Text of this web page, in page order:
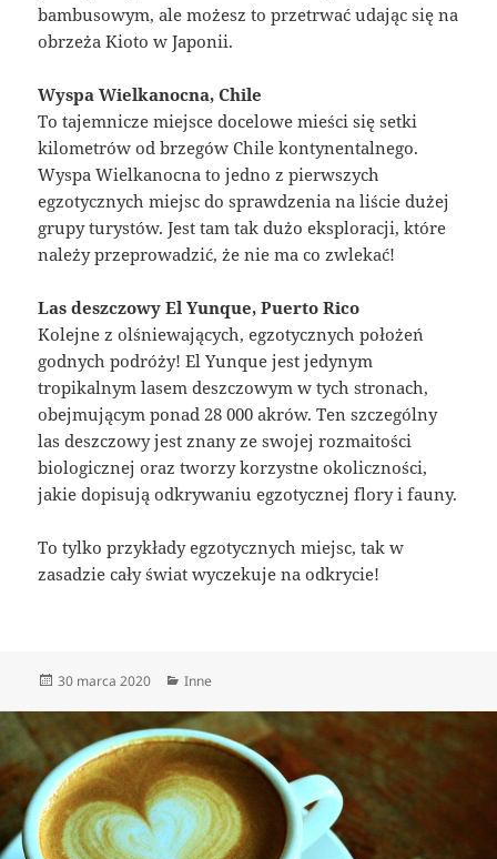
bambusowym, ale możesz to przetrwać udając się na
obrzeża Kioto w Japonii.
Wyspa Wielkanocna, Chile
To tajemnicze miejsce docelowe mieści się setki
kilometrów od brzegów Chile kontynentalnego.
Wyspa Wielkanocna to jedno z pierwszych
egzotycznych miejsc do sprawdzenia na liście dużej
grupy turystów. Jest tam tak dużo eksploracji, które
należy przeprowadzić, że nie ma co zwlekać!
Las deszczowy El Yunque, Puerto Rico
Kolejne z olśniewających, egzotycznych położeń
godnych podróży! El Yunque jest jedynym
tropikalnym lasem deszczowym w tych stronach,
obejmującym ponad 28 000 akrów. Ten szczególny
las deszczowy jest znany ze swojej rozmaitości
biologicznej oraz tworzy korzystne okoliczności,
jakie dopisują odkrywaniu egzotycznej flory i fauny.
To tylko przykłady egzotycznych miejsc, tak w
zasadzie cały świat wyczekuje na odkrycie!
Data
30 marca 2020 Kategorie
Inne